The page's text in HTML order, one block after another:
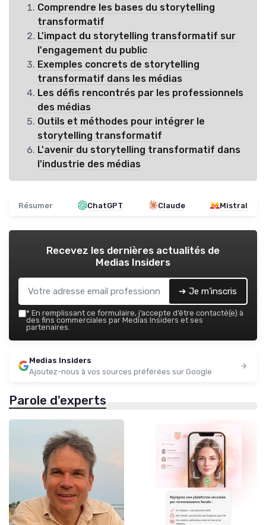
Comprendre les bases du storytelling
transformatif
L'impact du storytelling transformatif sur
l'engagement du public
Exemples concrets de storytelling
transformatif dans les médias
Les défis rencontrés par les professionnels
des médias
Outils et méthodes pour intégrer le
storytelling transformatif
L'avenir du storytelling transformatif dans
l'industrie des médias
Résumer ChatGPT Claude Mistral
Recevez les dernières actualités de
Medias Insiders
➔ Je m'inscris
* En remplissant ce formulaire, j’accepte d’être contacté(e) à
des fins commerciales par Medias Insiders et ses
partenaires.
Medias Insiders
Ajoutez-nous à vos sources préférées sur Google
Parole d'experts